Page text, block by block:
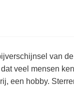
van
veel mensen
een hobby.